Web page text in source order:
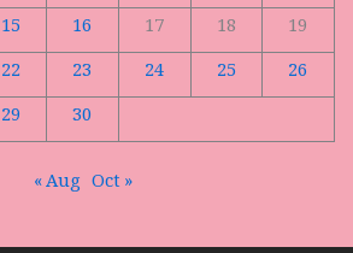
15 16 17 18
19
22 23 24 25
26
29 30
« Aug Oct »